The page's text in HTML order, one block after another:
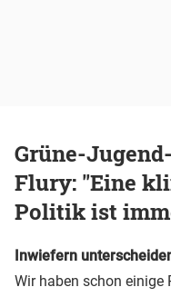
Grüne-
Flury: "Eine
Politik ist
Inwiefern
Wir haben schon einige